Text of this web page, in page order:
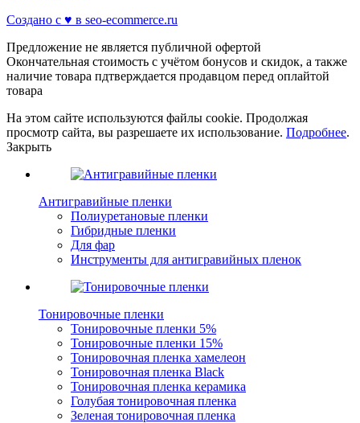
Создано с ♥️ в seo-ecommerce.ru
Предложение не является публичной офертой
Окончательная стоимость с учётом бонусов и скидок, а также
наличие товара пдтверждается продавцом перед оплайтой
товара
На этом сайте используются файлы cookie. Продолжая
просмотр сайта, вы разрешаете их использование. Подробнее.
Закрыть
Антигравийные пленки
Полиуретановые пленки
Гибридные пленки
Для фар
Инструменты для антигравийных пленок
Тонировочные пленки
Тонировочные пленки 5%
Тонировочные пленки 15%
Тонировочная пленка хамелеон
Тонировочная пленка Black
Тонировочная пленка керамика
Голубая тонировочная пленка
Зеленая тонировочная пленка